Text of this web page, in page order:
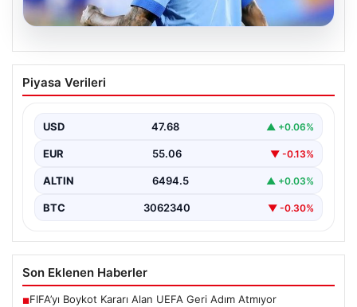
05.08.2026
Neymar’ın maç sonrası gerginlik
yaşadığı anlar!
Piyasa Verileri
USD 47.68 ▲ +0.06%
EUR 55.06 ▼ -0.13%
ALTIN 6494.5 ▲ +0.03%
BTC 3062340 ▼ -0.30%
Son Eklenen Haberler
■FIFA’yı Boykot Kararı Alan UEFA Geri Adım Atmıyor